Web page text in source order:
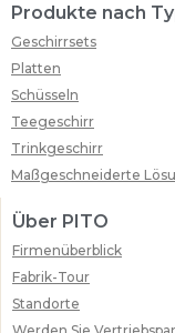
Produkte nach
Geschirrsets
Platten
Schüsseln
Teegeschirr
Trinkgeschirr
Maßgeschneiderte
Über PITO
Firmenüberblick
Fabrik-Tour
Standorte